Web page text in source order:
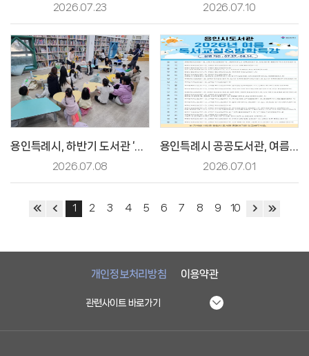
2026.07.23 2026.07.10
2026.07.08 2026.07.01
1 2 3 4 5 6 7 8 9 10
개인정보처리방침 이용약관
관련사이트 바로가기